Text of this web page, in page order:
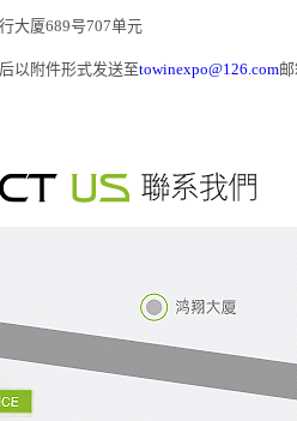
大厦689号707单元
以附件形式发送至towinexpo@126.com